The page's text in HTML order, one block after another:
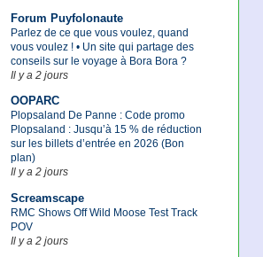
Forum Puyfolonaute
Parlez de ce que vous voulez, quand
vous voulez ! • Un site qui partage des
conseils sur le voyage à Bora Bora ?
Il y a 2 jours
OOPARC
Plopsaland De Panne : Code promo
Plopsaland : Jusqu’à 15 % de réduction
sur les billets d’entrée en 2026 (Bon
plan)
Il y a 2 jours
Screamscape
RMC Shows Off Wild Moose Test Track
POV
Il y a 2 jours